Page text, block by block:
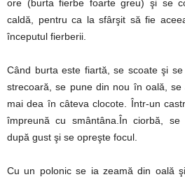
ore (burta fierbe foarte greu) şi se
caldă, pentru ca la sfârşit să fie
începutul fierberii.
Când burta este fiartă, se scoate şi
strecoară, se pune din nou în oală,
mai dea în câteva clocote. Într-un
împreună cu smântâna.În ciorbă,
după gust şi se opreşte focul.
Cu un polonic se ia zeamă din oală